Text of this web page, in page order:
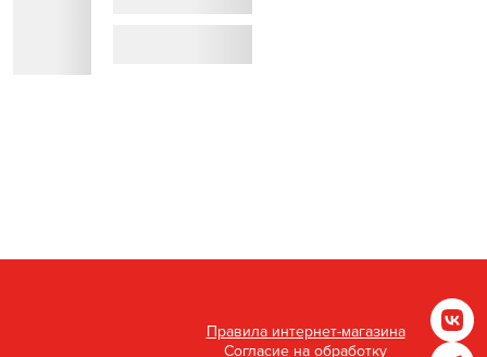
Правила интернет-магазина
Согласие на обработку